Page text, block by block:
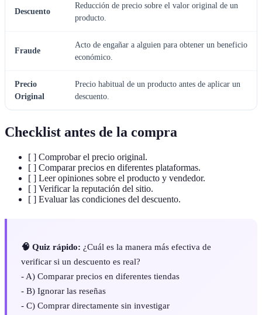
Descuento
Reducción de precio sobre el valor original de un
producto.
Fraude
Acto de engañar a alguien para obtener un beneficio
económico.
Precio
Original
Precio habitual de un producto antes de aplicar un
descuento.
Checklist antes de la compra
[ ] Comprobar el precio original.
[ ] Comparar precios en diferentes plataformas.
[ ] Leer opiniones sobre el producto y vendedor.
[ ] Verificar la reputación del sitio.
[ ] Evaluar las condiciones del descuento.
🧠 Quiz rápido: ¿Cuál es la manera más efectiva de
verificar si un descuento es real?
- A) Comparar precios en diferentes tiendas
- B) Ignorar las reseñas
- C) Comprar directamente sin investigar